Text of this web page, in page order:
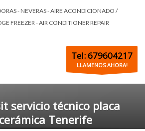
- NEVERAS - AIRE ACONDICIONADO /
FREEZER - AIR CONDITIONER REPAIR
Tel: 679604217
LLAMENOS AHORA!
servicio técnico placa
Tenerife